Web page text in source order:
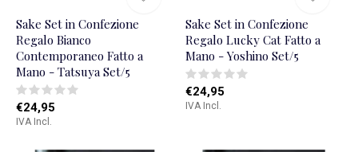
Sake Set in Confezione
Regalo Bianco
Contemporaneo Fatto a
Mano - Tatsuya Set/5
€24,95
IVA Incl.
Sake Set in Confezione
Regalo Lucky Cat Fatto a
Mano - Yoshino Set/5
€24,95
IVA Incl.